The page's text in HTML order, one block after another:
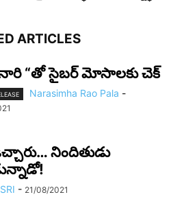
ARTICLES
“తో సైబర్ మోసాలకు చెక్
Narasimha Rao Pala -
నిందితుడు
SRI - 21/08/2021